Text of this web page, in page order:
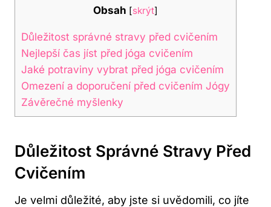
Obsah [skrýt]
Důležitost‍ správné stravy před cvičením
Nejlepší⁣ čas jíst⁣ před jóga cvičením
Jaké potraviny ‍vybrat‌ před ‌jóga cvičením
Omezení a doporučení před cvičením ⁢Jógy
Závěrečné myšlenky
Důležitost‍ Správné Stravy Před
Cvičením
Je velmi důležité,‌ aby jste si uvědomili, co jíte